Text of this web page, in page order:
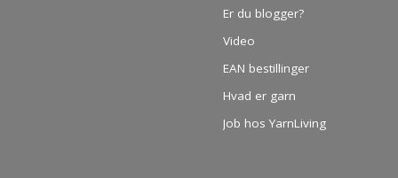
Er du blogger?
Video
EAN bestillinger
Hvad er garn
Job hos YarnLiving